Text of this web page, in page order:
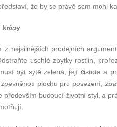
že by se právě sem mohl
krásy
nejsilnějších prodejních
uschlé zbytky rostlin,
být sytě zelená, její čistota a
plochu pro posezení,
především budoucí životní styl, a